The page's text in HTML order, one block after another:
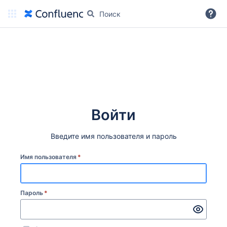
Дальше
Войти
Введите имя пользователя и пароль
Имя пользователя *
Пароль *